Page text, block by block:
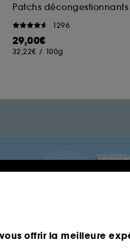
1296
29,00€
32,22€ / 100g
offrir la meilleure